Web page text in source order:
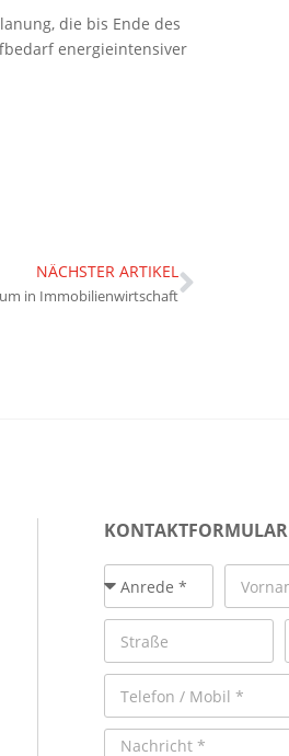
die bis Ende des
energieintensiver
NÄCHSTER ARTIKEL
in Immobilienwirtschaft
KONTAKTFORMULAR